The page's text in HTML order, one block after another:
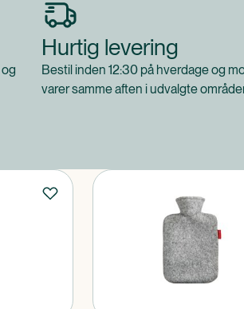
Hurtig levering
Bestil inden 12:30 på hverdage og
varer samme aften i udvalgte